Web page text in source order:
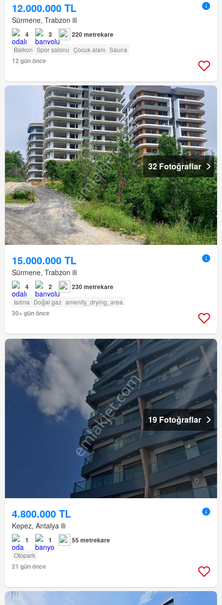
12.000.000 TL
Sürmene, Trabzon ili
4 3 220 metrekare
Balkon Spor salonu Çocuk alanı Sauna
12 gün önce
32 Fotoğraflar
15.000.000 TL
Sürmene, Trabzon ili
4 2 230 metrekare
Isıtma Doğal gaz amenity_drying_area
30+ gün önce
19 Fotoğraflar
4.800.000 TL
Kepez, Antalya ili
1 1 55 metrekare
Otopark
21 gün önce